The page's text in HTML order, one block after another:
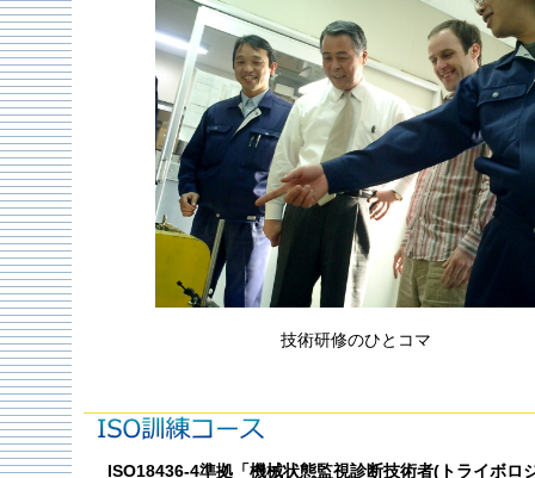
技術研修のひとコマ
ISO18436-4準拠「機械状態監視診断技術者(トライボロ